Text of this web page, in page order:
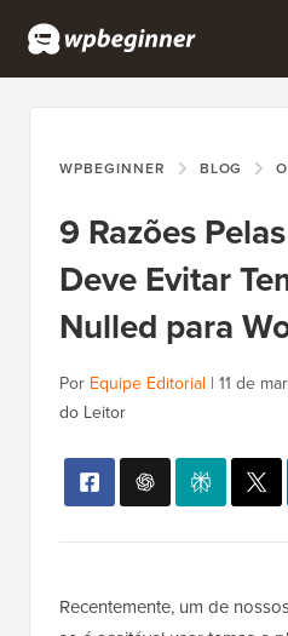
WPBEGINNER BLOG
9 Razões
Deve Evitar
Nulled para
Por Equipe Editorial | 11 de
do Leitor
Recentemente, um de